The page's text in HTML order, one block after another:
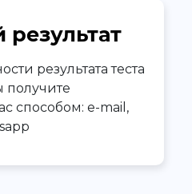
результата теста
получите
способом: e-mail,